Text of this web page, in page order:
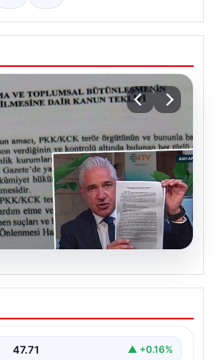
tamamlandı. İşte
teklifi ve
47.71 ▲ +0.16%